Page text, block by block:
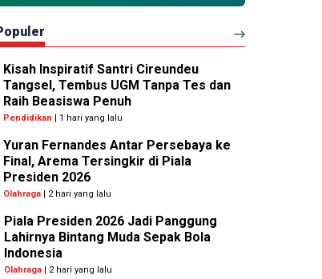
Kisah Inspiratif Santri Cireundeu
Tangsel, Tembus UGM Tanpa Tes dan
Raih Beasiswa Penuh
Pendidikan | 1 hari yang lalu
Yuran Fernandes Antar Persebaya ke
Final, Arema Tersingkir di Piala
Presiden 2026
Olahraga | 2 hari yang lalu
Piala Presiden 2026 Jadi Panggung
Lahirnya Bintang Muda Sepak Bola
Indonesia
Olahraga| 2 hari yang lalu